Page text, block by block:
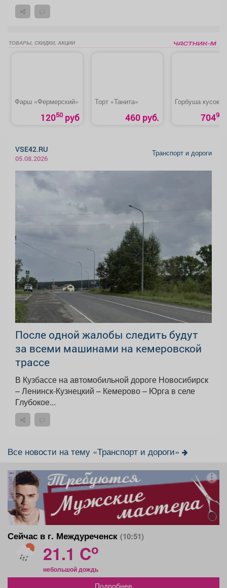
ТОВАРЫ, СКИДКИ, АКЦИИ
Фарш «Фермерский»
12050 руб
Торт «Танита»
460 руб.
Горбуша кусок
70490
VSE42.RU
05.08.2026
Транспорт и дороги
После одной жалобы следить будут
за всеми машинами на кемеровской
трассе
В Кузбассе на автомобильной дороге Новосибирск
– Ленинск-Кузнецкий – Кемерово – Юрга в селе
Глубокое...
Все новости на тему «Транспорт и дороги»
реклама
Сейчас в г. Междуреченск (10:51)
21.1 Co
небольшой дождь
Подробнее